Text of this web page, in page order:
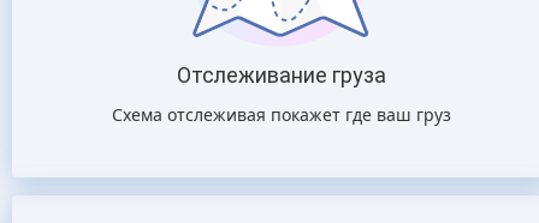
Отслеживание груза
Схема отслеживая покажет где ваш груз